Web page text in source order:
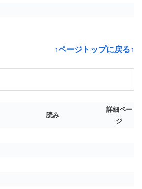
↑ページトップに戻る↑
読み
詳細ペー
ジ